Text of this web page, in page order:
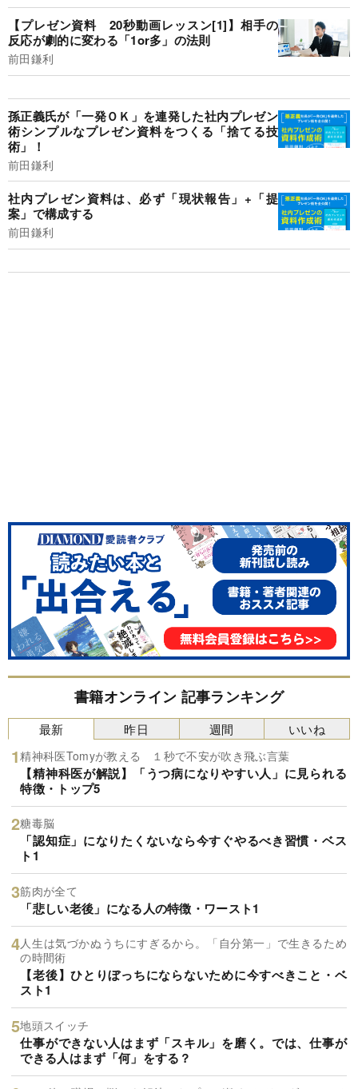
【プレゼン資料 20秒動画レッスン[1]】相手の
反応が劇的に変わる「1or多」の法則
前田鎌利
孫正義氏が「一発ＯＫ」を連発した社内プレゼン
術シンプルなプレゼン資料をつくる「捨てる技
術」！
前田鎌利
社内プレゼン資料は、必ず「現状報告」+「提
案」で構成する
前田鎌利
書籍オンライン 記事ランキング
最新
精神科医Tomyが教える １秒で不安が吹き飛ぶ言葉
【精神科医が解説】「うつ病になりやすい人」に見られる
特徴・トップ5
糖毒脳
「認知症」になりたくないなら今すぐやるべき習慣・ベス
ト1
筋肉が全て
「悲しい老後」になる人の特徴・ワースト1
人生は気づかぬうちにすぎるから。「自分第一」で生きるため
の時間術
【老後】ひとりぼっちにならないために今すべきこと・ベ
スト1
地頭スイッチ
仕事ができない人はまず「スキル」を磨く。では、仕事が
できる人はまず「何」をする？
昨日 週間 いいね